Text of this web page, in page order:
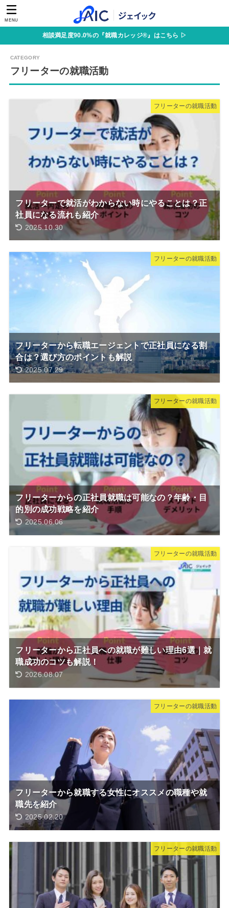
MENU
相談満足度90.0%の『就職カレッジ®』はこちら ▷
フリーターの就職活動
フリーターの就職活動
フリーターで就活がわからない時にやることは？正
社員になる流れも紹介
2025.10.30
フリーターの就職活動
フリーターから転職エージェントで正社員になる割
合は？選び方のポイントも解説
2025.07.29
フリーターの就職活動
フリーターからの正社員就職は可能なの？年齢・目
的別の成功戦略を紹介
2025.06.06
フリーターの就職活動
フリーターから正社員への就職が難しい理由6選｜就
職成功のコツも解説！
2026.08.07
フリーターの就職活動
フリーターから就職する女性にオススメの職種や就
職先を紹介
2025.02.20
フリーターの就職活動